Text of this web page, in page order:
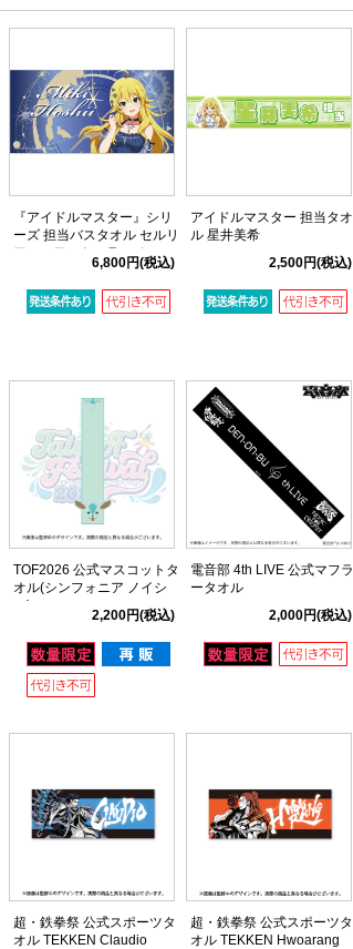
『アイドルマスター』シリ
ーズ 担当バスタオル セルリ
アン・アストロラーベver.
6,800円(税込)
アイドルマスター 担当タオ
ル 星井美希
2,500円(税込)
TOF2026 公式マスコットタ
オル(シンフォニア ノイシ
ュ)
2,200円(税込)
電音部 4th LIVE 公式マフラ
ータオル
2,000円(税込)
超・鉄拳祭 公式スポーツタ
オル TEKKEN Claudio
超・鉄拳祭 公式スポーツタ
オル TEKKEN Hwoarang